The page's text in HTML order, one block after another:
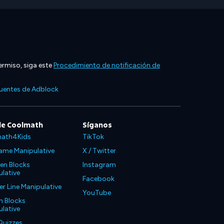
siga esteProcedimiento de notificación de
de Adblock
Coolmath
Manipulative
Blocks
Line Manipulative
Blocks
Síganos
TikTok
X / Twitter
Instagram
Facebook
YouTube